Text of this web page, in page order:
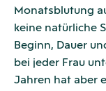
Monatsblutung
keine natürliche
Beginn, Dauer
bei jeder Frau
Jahren hat aber